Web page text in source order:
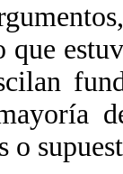
que
o